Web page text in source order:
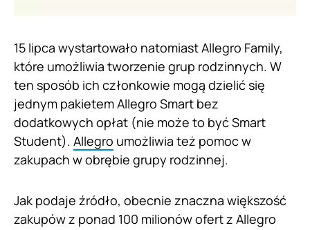
15 lipca wystartowało natomiast Allegro Family,
które umożliwia tworzenie grup rodzinnych. W
ten sposób ich członkowie mogą dzielić się
jednym pakietem Allegro Smart bez
dodatkowych opłat (nie może to być Smart
Student). Allegro umożliwia też pomoc w
zakupach w obrębie grupy rodzinnej.
Jak podaje źródło, obecnie znaczna większość
zakupów z ponad 100 milionów ofert z Allegro